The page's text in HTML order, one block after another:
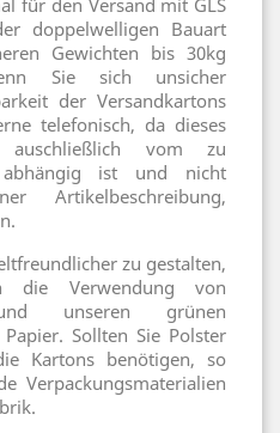
für den Versand mit GLS
doppelwelligen Bauart
Gewichten bis 30kg
Sie sich unsicher
der Versandkartons
telefonisch, da dieses
vom zu
abhängig ist und nicht
Artikelbeschreibung,
zu gestalten,
die Verwendung von
unseren grünen
Sollten Sie Polster
Kartons benötigen, so
Verpackungsmaterialien